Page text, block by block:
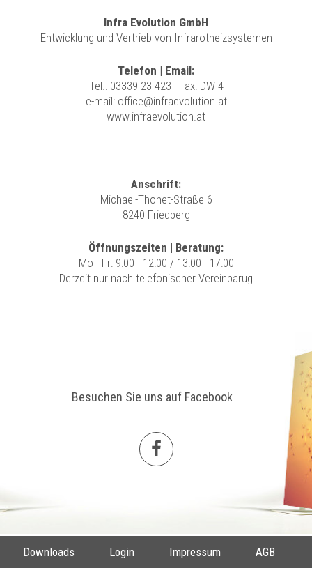
Infra Evolution GmbH
Entwicklung und Vertrieb von Infrarotheizsystemen
Telefon | Email:
Tel.: 03339 23 423 | Fax: DW 4
e-mail: office@infraevolution.at
www.infraevolution.at
Anschrift:
Michael-Thonet-Straße 6
8240 Friedberg
Öffnungszeiten | Beratung:
Mo - Fr: 9:00 - 12:00 / 13:00 - 17:00
Derzeit nur nach telefonischer Vereinbarug
Besuchen Sie uns auf Facebook
Downloads Login Impressum AGB